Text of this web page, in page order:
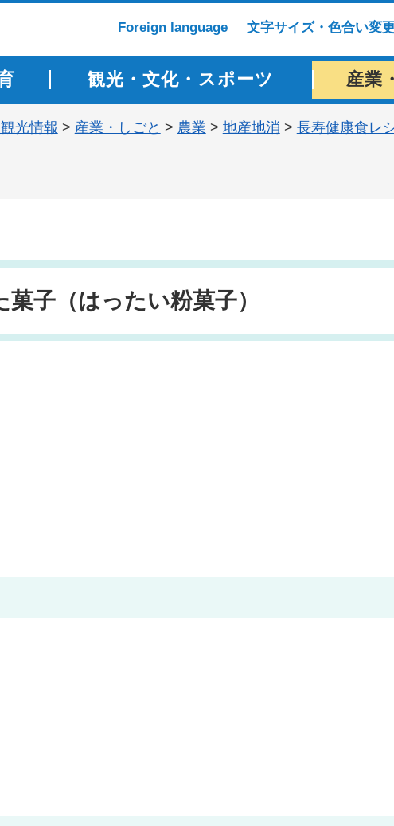
Foreign language 文字サイズ・色合い変
観光・文化・スポーツ 産業
光情報 > 産業・しごと > 農業 > 地産地消 > 長寿健康食レ
菓子（はったい粉菓子）